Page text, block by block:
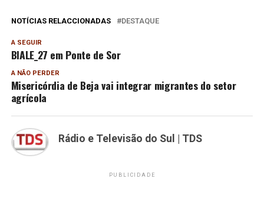
NOTÍCIAS RELACCIONADAS DESTAQUE
A SEGUIR
BIALE_27 em Ponte de Sor
A NÃO PERDER
Misericórdia de Beja vai integrar migrantes do setor
agrícola
Rádio e Televisão do Sul | TDS
PUBLICIDADE